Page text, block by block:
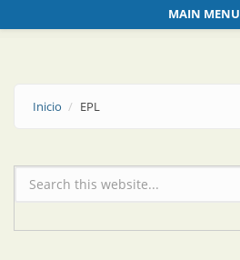
MAIN MENU
Inicio EPL
Formulario de búsqueda